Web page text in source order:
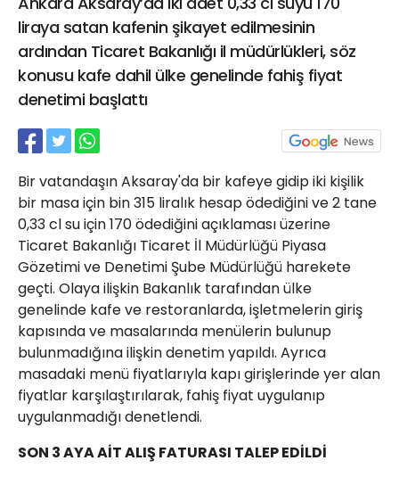
liraya satan kafenin şikayet edilmesinin
ardından Ticaret Bakanlığı il müdürlükleri, söz
konusu kafe dahil ülke genelinde fahiş fiyat
denetimi başlattı
Bir vatandaşın Aksaray'da bir kafeye gidip iki kişilik
bir masa için bin 315 liralık hesap ödediğini ve 2 tane
0,33 cl su için 170 ödediğini açıklaması üzerine
Ticaret Bakanlığı Ticaret İl Müdürlüğü Piyasa
Gözetimi ve Denetimi Şube Müdürlüğü harekete
geçti. Olaya ilişkin Bakanlık tarafından ülke
genelinde kafe ve restoranlarda, işletmelerin giriş
kapısında ve masalarında menülerin bulunup
bulunmadığına ilişkin denetim yapıldı. Ayrıca
masadaki menü fiyatlarıyla kapı girişlerinde yer alan
fiyatlar karşılaştırılarak, fahiş fiyat uygulanıp
uygulanmadığı denetlendi.
SON 3 AYA AİT ALIŞ FATURASI TALEP EDİLDİ
21 Gölcük
02624132333
haber@golcukpostasi.com